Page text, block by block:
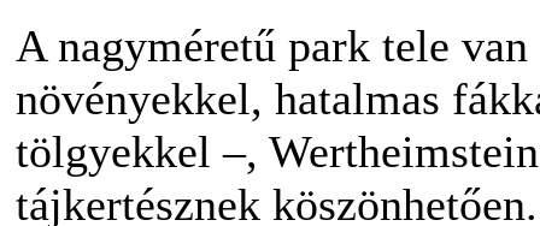
A nagyméretű park tele
növényekkel, hatalmas
tölgyekkel –,
tájkertésznek köszönhetően.